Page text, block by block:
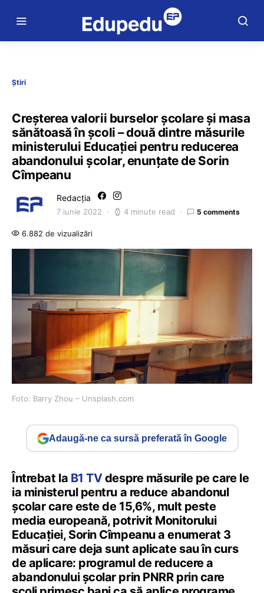
Știri
Creșterea valorii burselor școlare și masa
sănătoasă în școli – două dintre măsurile
ministerului Educației pentru reducerea
abandonului școlar, enunțate de Sorin
Cîmpeanu
Redacția
7 iunie 2022 4 minute read 5 comments
6.882 de vizualizări
Foto: Barry Zhou – Unsplash.com
Adaugă-ne ca sursă preferată în Google
Întrebat la B1 TVdespre măsurile pe care le
ia ministerul pentru a reduce abandonul
școlar care este de 15,6%, mult peste
media europeană, potrivit Monitorului
Educației, Sorin Cîmpeanu a enumerat 3
măsuri care deja sunt aplicate sau în curs
de aplicare: programul de reducere a
abandonului școlar prin PNRR prin care